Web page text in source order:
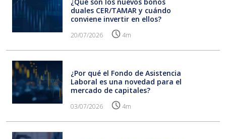
duales CER/TAMAR y cuándo
conviene invertir en ellos?
20/07/2026 4m
¿Por qué el Fondo de Asistencia
Laboral es una novedad para el
mercado de capitales?
03/07/2026 4m